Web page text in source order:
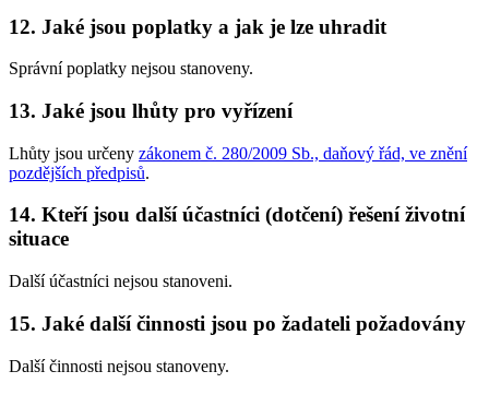
12. Jaké jsou poplatky a jak je lze uhradit
Správní poplatky nejsou stanoveny.
13. Jaké jsou lhůty pro vyřízení
Lhůty jsou určeny zákonem č. 280/2009 Sb., daňový řád, ve znění
pozdějších předpisů.
14. Kteří jsou další účastníci (dotčení) řešení životní
situace
Další účastníci nejsou stanoveni.
15. Jaké další činnosti jsou po žadateli požadovány
Další činnosti nejsou stanoveny.